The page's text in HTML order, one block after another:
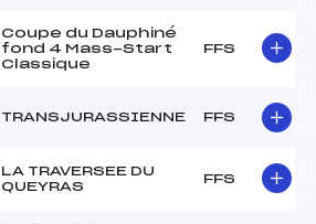
Coupe du Dauphiné
fond 4 Mass-Start
Classique
FFS
TRANSJURASSIENNE FFS
LA TRAVERSEE DU
QUEYRAS
FFS